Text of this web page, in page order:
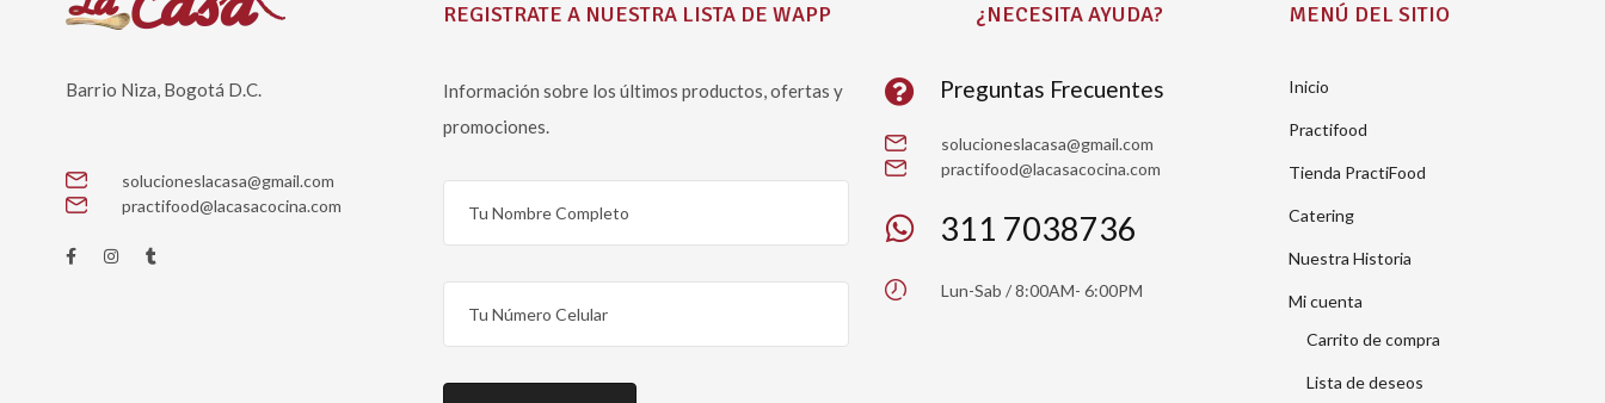
Barrio Niza, Bogotá D.C.
solucioneslacasa@gmail.com
practifood@lacasacocina.com
REGISTRATE A NUESTRA LISTA DE WAPP
Información sobre los últimos productos, ofertas y
promociones.
¿NECESITA AYUDA?
Preguntas Frecuentes
solucioneslacasa@gmail.com
practifood@lacasacocina.com
311 7038736
Lun-Sab / 8:00AM- 6:00PM
MENÚ DEL SITIO
Inicio
Practifood
Tienda PractiFood
Catering
Nuestra Historia
Mi cuenta
Carrito de compra
Lista de deseos